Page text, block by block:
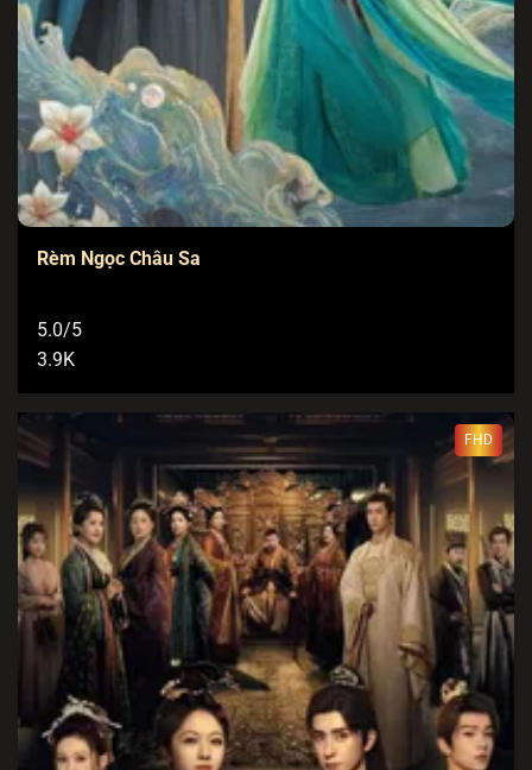
Rèm Ngọc Châu Sa
5.0/5
3.9K
FHD